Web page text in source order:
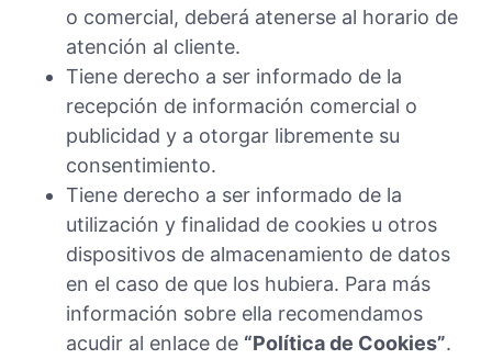
o comercial, deberá atenerse al horario de
atención al cliente.
Tiene derecho a ser informado de la
recepción de información comercial o
publicidad y a otorgar libremente su
consentimiento.
Tiene derecho a ser informado de la
utilización y finalidad de cookies u otros
dispositivos de almacenamiento de datos
en el caso de que los hubiera. Para más
información sobre ella recomendamos
acudir al enlace de “Política de Cookies”.